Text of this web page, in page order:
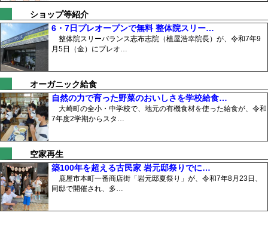
ショップ等紹介
6・7日プレオープンで無料 整体院スリー…
整体院スリーバランス志布志院（植屋浩幸院長）が、令和7年9
月5日（金）にプレオ…
オーガニック給食
自然の力で育った野菜のおいしさを学校給食…
大崎町の全小・中学校で、地元の有機食材を使った給食が、令和
7年度2学期からスタ…
空家再生
築100年を超える古民家 岩元邸祭りでに…
鹿屋市本町一番商店街「岩元邸夏祭り」が、令和7年8月23日、
同邸で開催され、多…